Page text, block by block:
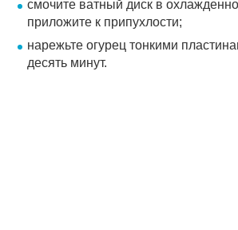
смочите ватный диск в
приложите к припухлости;
нарежьте огурец тонкими
десять минут.